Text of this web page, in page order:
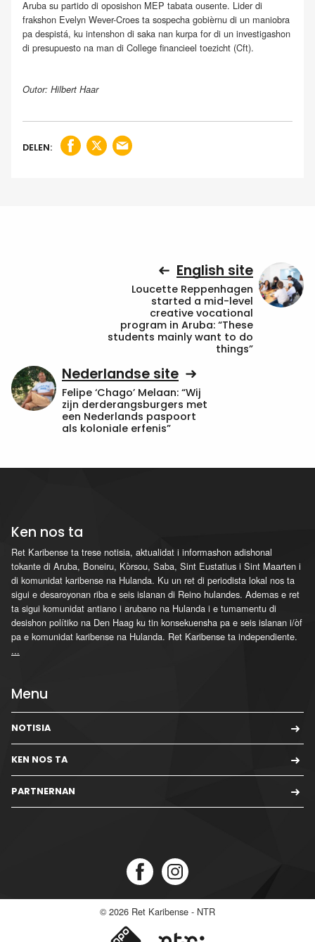
Aruba su partido di oposishon MEP tabata ousente. Lider di
frakshon Evelyn Wever-Croes ta sospecha gobièrnu di un maniobra
pa despistá, ku intenshon di saka nan kurpa for di un investigashon
di presupuesto na man di College financieel toezicht (Cft).
Outor: Hilbert Haar
DELEN:
English site
Loucette Reppenhagen
started a mid-level
creative vocational
program in Aruba: “These
students mainly want to do
things”
Nederlandse site
Felipe ‘Chago’ Melaan: “Wij
zijn derderangsburgers met
een Nederlands paspoort
als koloniale erfenis”
Ken nos ta
Ret Karibense ta trese notisia, aktualidat i informashon adishonal
tokante di Aruba, Boneiru, Kòrsou, Saba, Sint Eustatius i Sint Maarten i
di komunidat karibense na Hulanda. Ku un ret di periodista lokal nos ta
sigui e desaroyonan riba e seis islanan di Reino hulandes. Ademas e ret
ta sigui komunidat antiano i arubano na Hulanda i e tumamentu di
desishon polítiko na Den Haag ku tin konsekuensha pa e seis islanan i/òf
pa e komunidat karibense na Hulanda. Ret Karibense ta independiente.
...
Menu
NOTISIA
KEN NOS TA
PARTNERNAN
© 2026 Ret Karibense - NTR